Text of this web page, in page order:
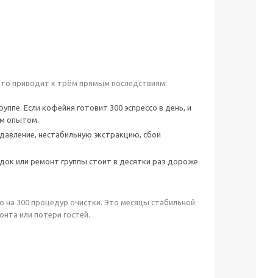
приводит к трём прямым последствиям:
Если кофейня готовит 300 эспрессо в день, и
опытом.
нестабильную экстракцию, сбои
или ремонт группы стоит в десятки раз дороже
на 300 процедур очистки. Это месяцы стабильной
или потери гостей.